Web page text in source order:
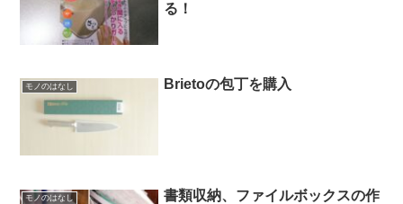
る！
モノのはなし Brietoの包丁を購入
モノのはなし
書類収納、ファイルボックスの作